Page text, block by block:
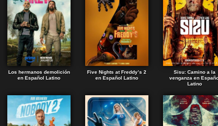
Los hermanos demolición
en Español Latino
Five Nights at Freddy’s 2
en Español Latino
Sisu: Camino a la
venganza en
Latino